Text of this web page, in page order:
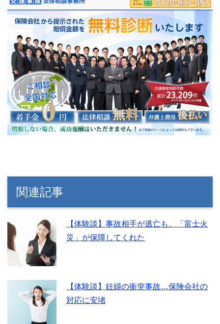
関連記事
【体験談】事故相手が逃亡も、「富士火
災」が保障してくれた
【体験談】妊婦の衝突事故…保険会社の
対応に安堵